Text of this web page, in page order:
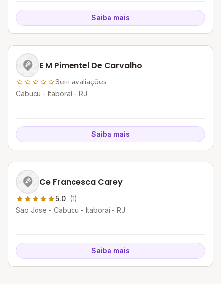
Saiba mais
E M Pimentel De Carvalho
Sem avaliações
Cabucu - Itaboraí - RJ
Saiba mais
Ce Francesca Carey
5.0 (1)
Sao Jose - Cabucu - Itaboraí - RJ
Saiba mais